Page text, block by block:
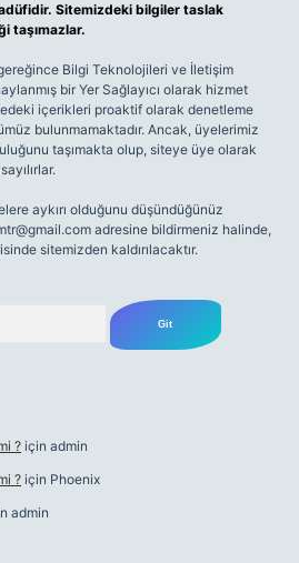
Sitemizdeki bilgiler taslak
taşımazlar.
Bilgi Teknolojileri ve İletişim
bir Yer Sağlayıcı olarak hizmet
içerikleri proaktif olarak denetleme
bulunmamaktadır. Ancak, üyelerimiz
taşımakta olup, siteye üye olarak
aykırı olduğunu düşündüğünüz
adresine bildirmeniz halinde,
sitemizden kaldırılacaktır.
? için admin
? için Phoenix
admin